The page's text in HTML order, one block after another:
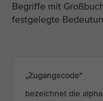
Begriffe mit
festgelegte
„Zugangscode“
bezeichnet die